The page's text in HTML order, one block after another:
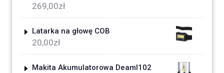
269,00zł
Latarka na głowę COB
20,00zł
Makita Akumulatorowa Deaml102